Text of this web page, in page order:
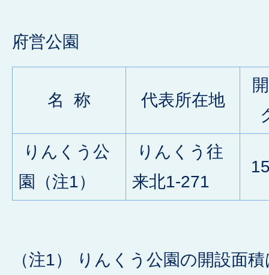
府営公園
名 称 代表所在地
りんくう公
園（注1）
りんくう往
来北1-271
（注1） りんくう公園の開設面